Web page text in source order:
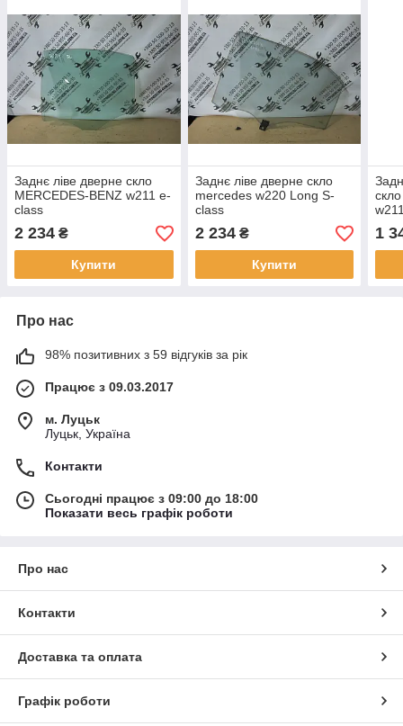
Заднє ліве дверне скло
MERCEDES-BENZ w211 e-
class
2 234 ₴
Купити
Заднє ліве дверне скло
mercedes w220 Long S-
class
2 234₴
Купити
1
Про нас
98% позитивних з 59 відгуків за рік
Працює з 09.03.2017
м. Луцьк
Луцьк, Україна
Контакти
Сьогодні працює з 09:00 до 18:00
Показати весь графік роботи
Про нас
Контакти
Доставка та оплата
Графік роботи